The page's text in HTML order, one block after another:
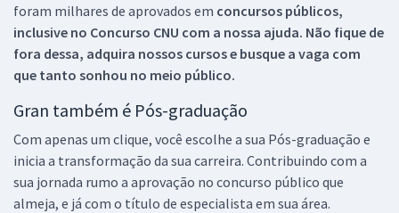
foram milhares de aprovados em concursos públicos,
inclusive no Concurso CNU com a nossa ajuda. Não fique de
fora dessa, adquira nossos cursos e busque a vaga com
que tanto sonhou no meio público.
Gran também é Pós-graduação
Com apenas um clique, você escolhe a sua Pós-graduação e
inicia a transformação da sua carreira. Contribuindo com a
sua jornada rumo a aprovação no concurso público que
almeja, e já com o título de especialista em sua área.